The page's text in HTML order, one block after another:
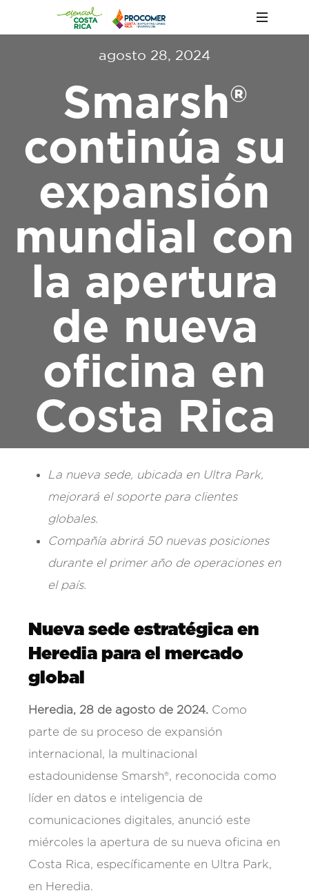
agosto 28, 2024
Smarsh®
continúa su
expansión
mundial con
la apertura
de nueva
oficina en
Costa Rica
La nueva sede, ubicada en Ultra Park,
mejorará el soporte para clientes
globales.
Compañía abrirá 50 nuevas posiciones
durante el primer año de operaciones en
el país.
Nueva sede estratégica en
Heredia para el mercado
global
Heredia, 28 de agosto de 2024. Como
parte de su proceso de expansión
internacional, la multinacional
estadounidense Smarsh®, reconocida como
líder en datos e inteligencia de
comunicaciones digitales, anunció este
miércoles la apertura de su nueva oficina en
Costa Rica, específicamente en Ultra Park,
en Heredia.